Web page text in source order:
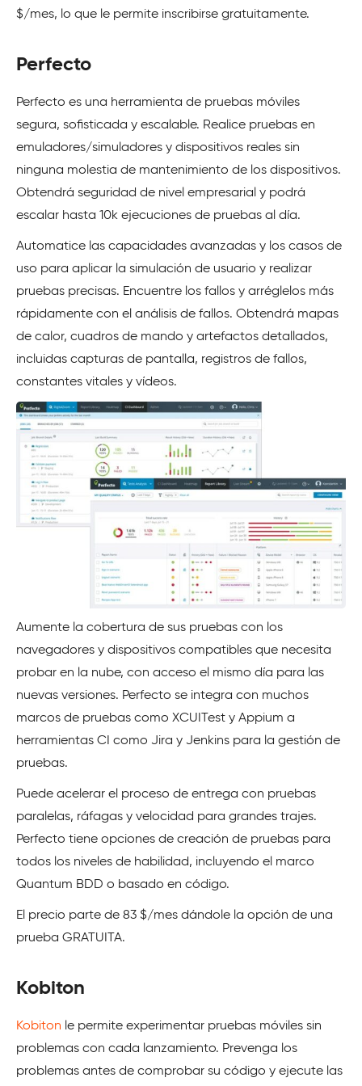
$/mes, lo que le permite inscribirse gratuitamente.
Perfecto
Perfecto es una herramienta de pruebas móviles
segura, sofisticada y escalable. Realice pruebas en
emuladores/simuladores y dispositivos reales sin
ninguna molestia de mantenimiento de los dispositivos.
Obtendrá seguridad de nivel empresarial y podrá
escalar hasta 10k ejecuciones de pruebas al día.
Automatice las capacidades avanzadas y los casos de
uso para aplicar la simulación de usuario y realizar
pruebas precisas. Encuentre los fallos y arréglelos más
rápidamente con el análisis de fallos. Obtendrá mapas
de calor, cuadros de mando y artefactos detallados,
incluidas capturas de pantalla, registros de fallos,
constantes vitales y vídeos.
Aumente la cobertura de sus pruebas con los
navegadores y dispositivos compatibles que necesita
probar en la nube, con acceso el mismo día para las
nuevas versiones. Perfecto se integra con muchos
marcos de pruebas como XCUITest y Appium a
herramientas CI como Jira y Jenkins para la gestión de
pruebas.
Puede acelerar el proceso de entrega con pruebas
paralelas, ráfagas y velocidad para grandes trajes.
Perfecto tiene opciones de creación de pruebas para
todos los niveles de habilidad, incluyendo el marco
Quantum BDD o basado en código.
El precio parte de 83 $/mes dándole la opción de una
prueba GRATUITA.
Kobiton
Kobiton le permite experimentar pruebas móviles sin
problemas con cada lanzamiento. Prevenga los
problemas antes de comprobar su código y ejecute las